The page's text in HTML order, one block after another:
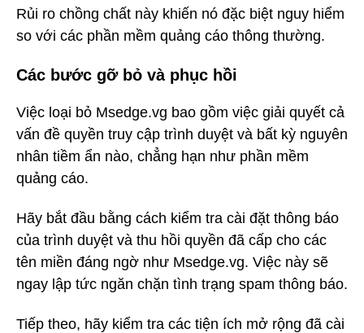
Rủi ro chồng chất này khiến nó đặc biệt nguy hiểm
so với các phần mềm quảng cáo thông thường.
Các bước gỡ bỏ và phục hồi
Việc loại bỏ Msedge.vg bao gồm việc giải quyết cả
vấn đề quyền truy cập trình duyệt và bất kỳ nguyên
nhân tiềm ẩn nào, chẳng hạn như phần mềm
quảng cáo.
Hãy bắt đầu bằng cách kiểm tra cài đặt thông báo
của trình duyệt và thu hồi quyền đã cấp cho các
tên miền đáng ngờ như Msedge.vg. Việc này sẽ
ngay lập tức ngăn chặn tình trạng spam thông báo.
Tiếp theo, hãy kiểm tra các tiện ích mở rộng đã cài